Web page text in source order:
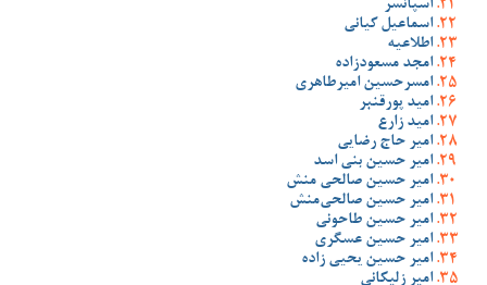
اسپانسر
اسماعیل کیانی
اطلاعیه
امجد مسعودزاده
امسرحسین امیرطاهری
امید پورقنبر
امید زارع
امیر حاج رضایی
امیر حسین بنی اسد
امیر حسین صالحی منش
امیر حسین صالحی‌منش
امیر حسین طاحونی
امیر حسین عسگری
امیر حسین یحیی زاده
امیر زلیکانی